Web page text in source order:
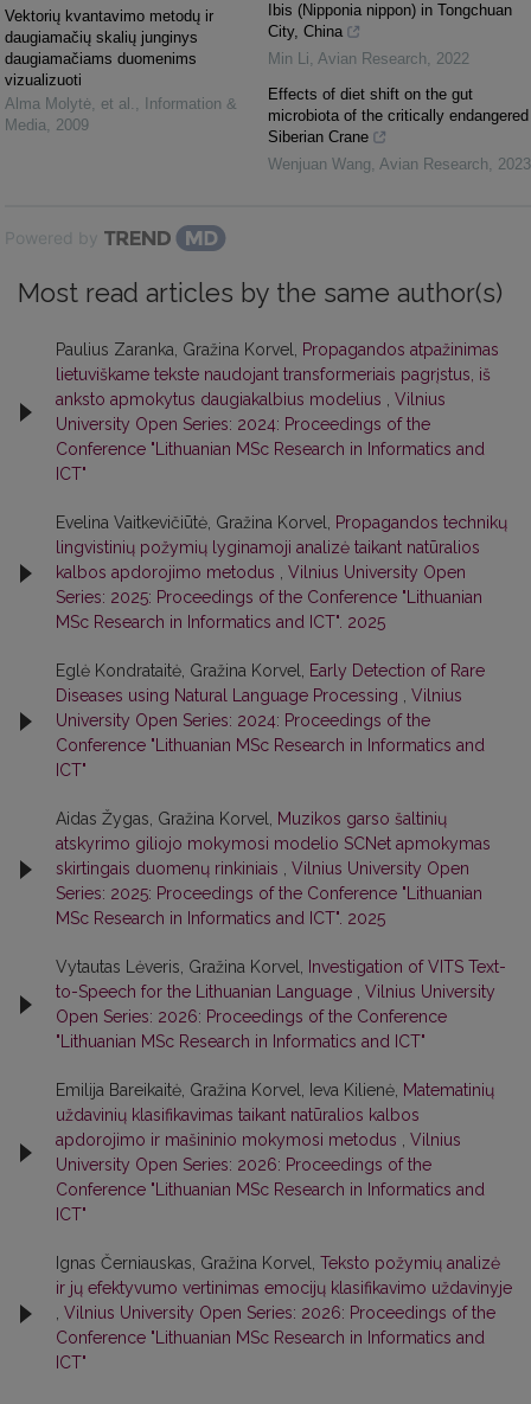
Vektorių kvantavimo metodų ir
daugiamačių skalių junginys
daugiamačiams duomenims
vizualizuoti
Alma Molytė, et al. ,
Information &
Media, 2009
Ibis (Nipponia nippon) in Tongchuan
City, China
Min Li, Avian Research, 2022
Effects of diet shift on the gut
microbiota of the critically endangered
Siberian Crane
Wenjuan Wang, Avian Research, 2023
Powered by
Most read articles by the same author(s)
Paulius Zaranka, Gražina Korvel, Propagandos atpažinimas
lietuviškame tekste naudojant transformeriais pagrįstus, iš
anksto apmokytus daugiakalbius modelius , Vilnius
University Open Series: 2024: Proceedings of the
Conference "Lithuanian MSc Research in Informatics and
ICT"
Evelina Vaitkevičiūtė, Gražina Korvel, Propagandos technikų
lingvistinių požymių lyginamoji analizė taikant natūralios
kalbos apdorojimo metodus , Vilnius University Open
Series: 2025: Proceedings of the Conference "Lithuanian
MSc Research in Informatics and ICT". 2025
Eglė Kondrataitė, Gražina Korvel, Early Detection of Rare
Diseases using Natural Language Processing , Vilnius
University Open Series: 2024: Proceedings of the
Conference "Lithuanian MSc Research in Informatics and
ICT"
Aidas Žygas, Gražina Korvel, Muzikos garso šaltinių
atskyrimo giliojo mokymosi modelio SCNet apmokymas
skirtingais duomenų rinkiniais , Vilnius University Open
Series: 2025: Proceedings of the Conference "Lithuanian
MSc Research in Informatics and ICT". 2025
Vytautas Lėveris, Gražina Korvel, Investigation of VITS Text-
to-Speech for the Lithuanian Language , Vilnius University
Open Series: 2026: Proceedings of the Conference
"Lithuanian MSc Research in Informatics and ICT"
Emilija Bareikaitė, Gražina Korvel, Ieva Kilienė, Matematinių
uždavinių klasifikavimas taikant natūralios kalbos
apdorojimo ir mašininio mokymosi metodus , Vilnius
University Open Series: 2026: Proceedings of the
Conference "Lithuanian MSc Research in Informatics and
ICT"
Ignas Černiauskas, Gražina Korvel, Teksto požymių analizė
ir jų efektyvumo vertinimas emocijų klasifikavimo uždavinyje
, Vilnius University Open Series: 2026: Proceedings of the
Conference "Lithuanian MSc Research in Informatics and
ICT"